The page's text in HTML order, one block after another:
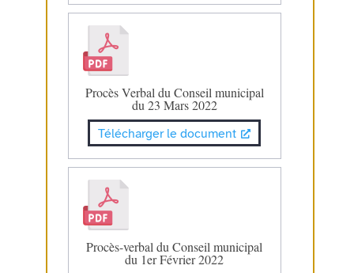
Procès Verbal du Conseil municipal
du 23 Mars 2022
Télécharger le document
Procès-verbal du Conseil municipal
du 1er Février 2022